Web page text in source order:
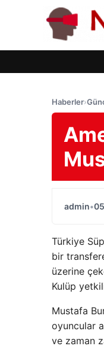
Haberler›
admin•
Türkiye
bir
üzerine
Kulüp
Mustafa
oyuncular
ve zaman